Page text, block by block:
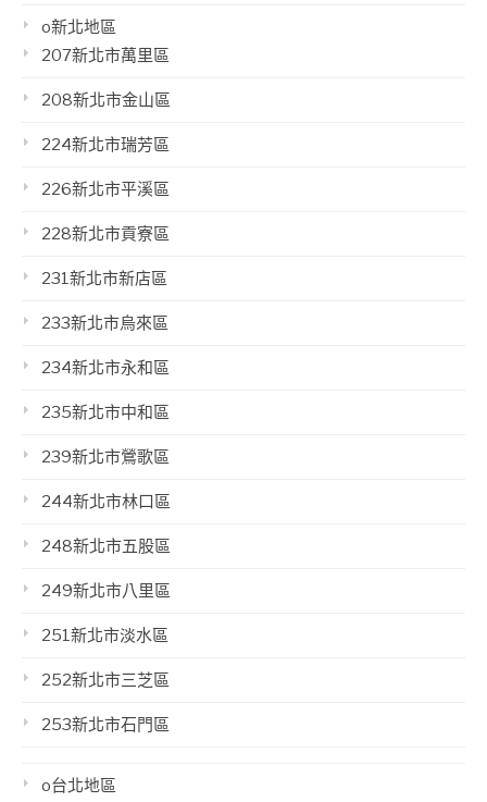
o新北地區
207新北市萬里區
208新北市金山區
224新北市瑞芳區
226新北市平溪區
228新北市貢寮區
231新北市新店區
233新北市烏來區
234新北市永和區
235新北市中和區
239新北市鶯歌區
244新北市林口區
248新北市五股區
249新北市八里區
251新北市淡水區
252新北市三芝區
253新北市石門區
o台北地區